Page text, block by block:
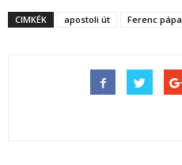
CIMKÉK apostoli út Ferenc pápa